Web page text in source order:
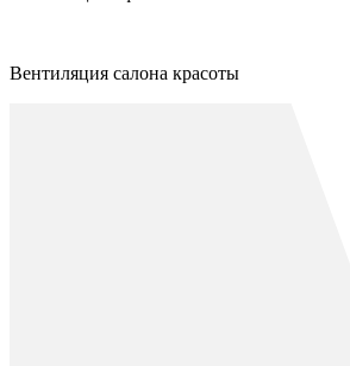
Вентиляция салона красоты